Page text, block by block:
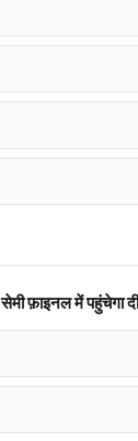
फ़ाइनल में पहुंचेगा